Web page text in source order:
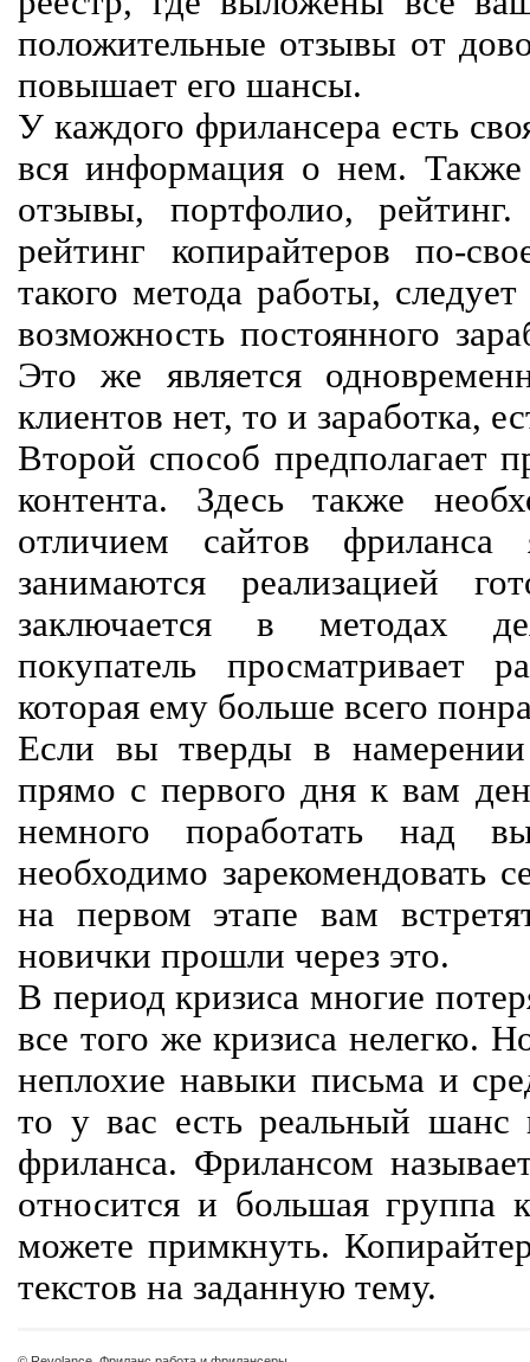
положительные отзывы от
повышает его шансы.
У каждого фрилансера есть
вся информация о нем. Также
отзывы, портфолио,
рейтинг копирайтеров по-
такого метода работы,
возможность постоянного
Это же является
клиентов нет, то и заработка,
Второй способ предполагает
контента. Здесь также
отличием сайтов
занимаются реализацией
заключается в методах
покупатель просматривает
которая ему больше всего
Если вы тверды в
прямо с первого дня к вам
немного поработать над
необходимо зарекомендовать
на первом этапе вам
новички прошли через это.
В период кризиса многие
все того же кризиса нелегко.
неплохие навыки письма и
то у вас есть реальный шанс
фриланса. Фрилансом
относится и большая группа
можете примкнуть.
текстов на заданную тему.